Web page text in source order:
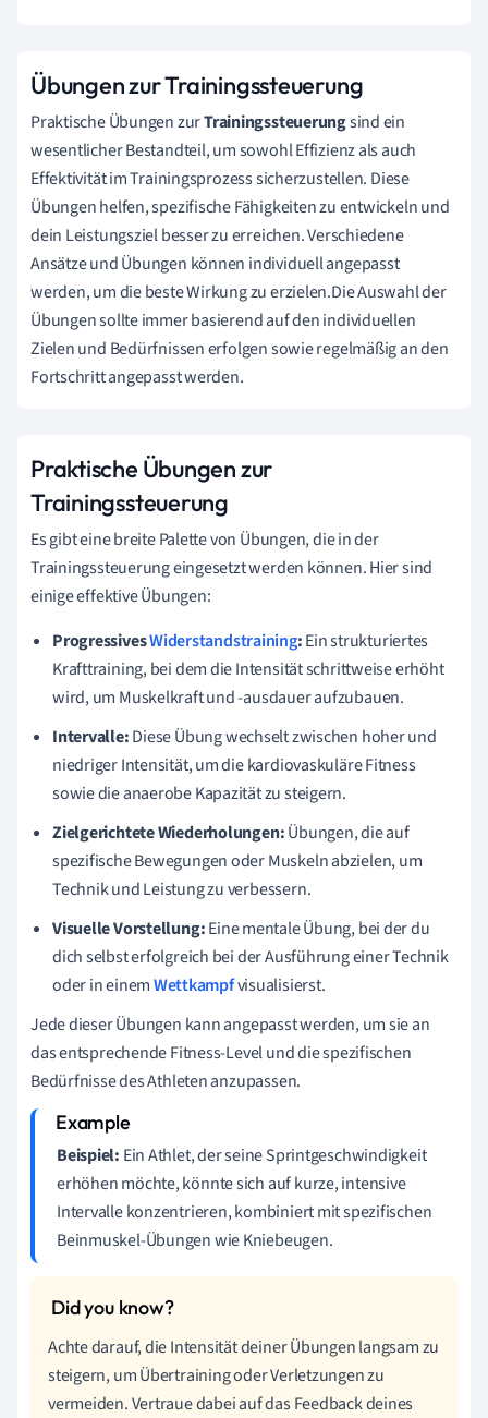
Übungen zur Trainingssteuerung
Praktische Übungen zurTrainingssteuerungsind ein
wesentlicher Bestandteil, um sowohl Effizienz als auch
Effektivität im Trainingsprozess sicherzustellen. Diese
Übungen helfen, spezifische Fähigkeiten zu entwickeln und
dein Leistungsziel besser zu erreichen. Verschiedene
Ansätze und Übungen können individuell angepasst
werden, um die beste Wirkung zu erzielen.Die Auswahl der
Übungen sollte immer basierend auf den individuellen
Zielen und Bedürfnissen erfolgen sowie regelmäßig an den
Fortschritt angepasst werden.
Praktische Übungen zur
Trainingssteuerung
Es gibt eine breite Palette von Übungen, die in der
Trainingssteuerung eingesetzt werden können. Hier sind
einige effektive Übungen:
ProgressivesWiderstandstraining:Ein strukturiertes
Krafttraining, bei dem die Intensität schrittweise erhöht
wird, um Muskelkraft und -ausdauer aufzubauen.
Intervalle:Diese Übung wechselt zwischen hoher und
niedriger Intensität, um die kardiovaskuläre Fitness
sowie die anaerobe Kapazität zu steigern.
Zielgerichtete Wiederholungen:Übungen, die auf
spezifische Bewegungen oder Muskeln abzielen, um
Technik und Leistung zu verbessern.
Visuelle Vorstellung:Eine mentale Übung, bei der du
dich selbst erfolgreich bei der Ausführung einer Technik
oder in einemWettkampfvisualisierst.
Jede dieser Übungen kann angepasst werden, um sie an
das entsprechende Fitness-Level und die spezifischen
Bedürfnisse des Athleten anzupassen.
Beispiel: Ein Athlet, der seine Sprintgeschwindigkeit
erhöhen möchte, könnte sich auf kurze, intensive
Intervalle konzentrieren, kombiniert mit spezifischen
Beinmuskel-Übungen wie Kniebeugen.
Achte darauf, die Intensität deiner Übungen langsam zu
steigern, um Übertraining oder Verletzungen zu
vermeiden. Vertraue dabei auf das Feedback deines